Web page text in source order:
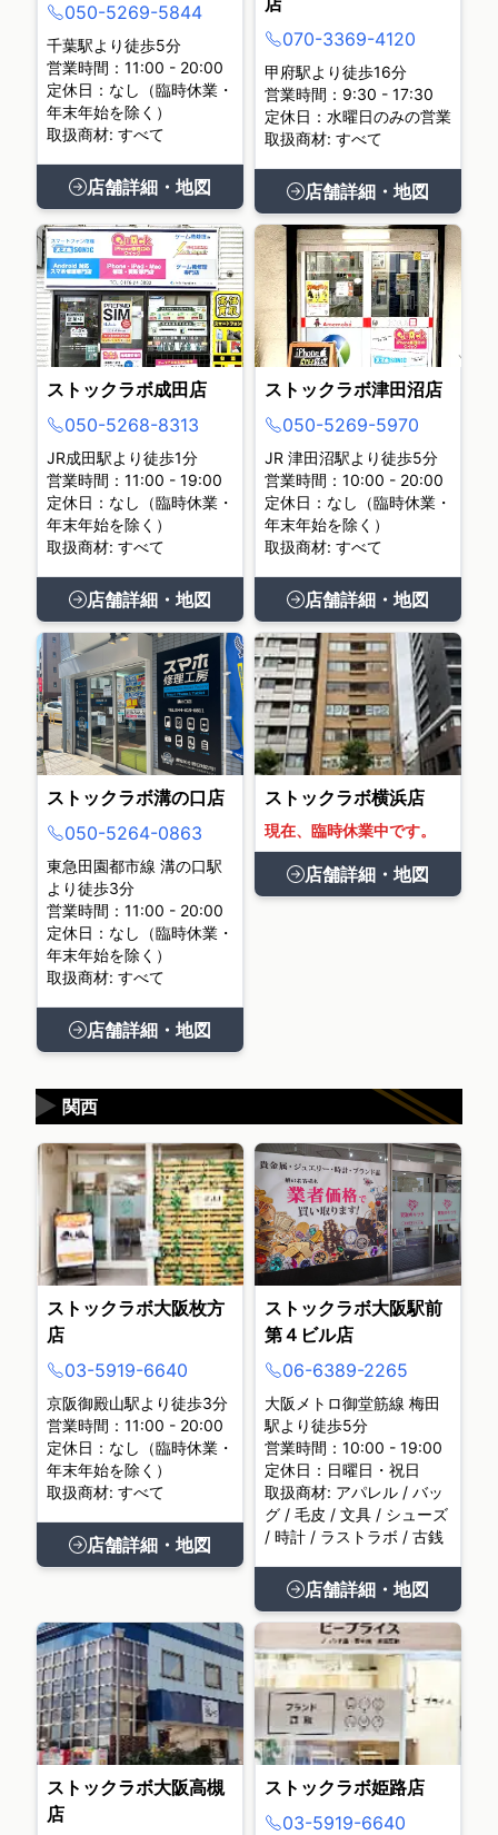
050-5269-5844
千葉駅より徒歩5分
営業時間：11:00 - 20:00
定休日：なし（臨時休業・
年末年始を除く）
取扱商材: すべて
店舗詳細・地図
070-3369-4120
甲府駅より徒歩16分
営業時間：9:30 - 17:30
定休日：水曜日のみの営業
取扱商材: すべて
店舗詳細・地図
ストックラボ成田店
050-5268-8313
JR成田駅より徒歩1分
営業時間：11:00 - 19:00
定休日：なし（臨時休業・
年末年始を除く）
取扱商材: すべて
店舗詳細・地図
ストックラボ津田沼店
050-5269-5970
JR 津田沼駅より徒歩5分
営業時間：10:00 - 20:00
定休日：なし（臨時休業・
年末年始を除く）
取扱商材: すべて
店舗詳細・地図
ストックラボ溝の口店
050-5264-0863
東急田園都市線 溝の口駅
より徒歩3分
営業時間：11:00 - 20:00
定休日：なし（臨時休業・
年末年始を除く）
取扱商材: すべて
店舗詳細・地図
ストックラボ横浜店
現在、臨時休業中です。
店舗詳細・地図
関西
▶
ストックラボ大阪枚方
店
03-5919-6640
京阪御殿山駅より徒歩3分
営業時間：11:00 - 20:00
定休日：なし（臨時休業・
年末年始を除く）
取扱商材: すべて
店舗詳細・地図
ストックラボ大阪駅前
第４ビル店
06-6389-2265
大阪メトロ御堂筋線 梅田
駅より徒歩5分
営業時間：10:00 - 19:00
定休日：日曜日・祝日
取扱商材: アパレル / バッ
グ / 毛皮 / 文具 / シューズ
/ 時計 / ラストラボ / 古銭
店舗詳細・地図
ストックラボ大阪高槻
店
ストックラボ姫路店
03-5919-6640